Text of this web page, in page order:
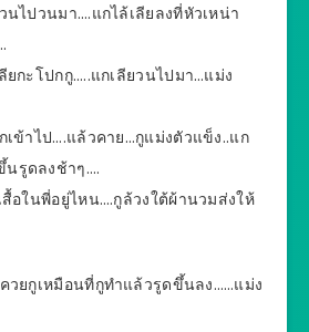
นไปวนมา….แกไล้เลียลงที่หัวเหน่า
ยกะโปกกู…..แกเลียวนไปมา…แม่ง
เข้าไป….แล้วคาย…กูแม่งตัวแข็ง..แก
รูดลงช้าๆ….
สื้อในพี่อยู่ไหน….กูล้วงใต้ผ้านวมส่งให้
วยกูเหมือนที่กูทำแล้วรูดขึ้นลง……แม่ง